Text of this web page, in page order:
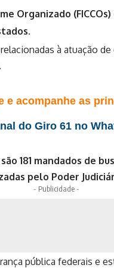
Organizado
à atuação
e acompanhe as
do Giro 61 no
181 mandados de
pelo Poder
- Publicidade -
pública federais e